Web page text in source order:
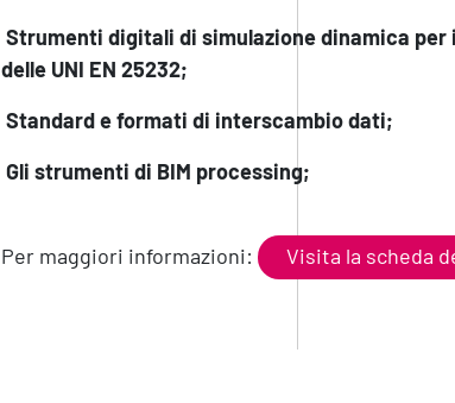
Strumenti digitali di simulazione dinamica
delle UNI EN 25232;
Standard e formati di interscambio dati;
Gli strumenti di BIM processing;
Per maggiori informazioni: Visita la scheda